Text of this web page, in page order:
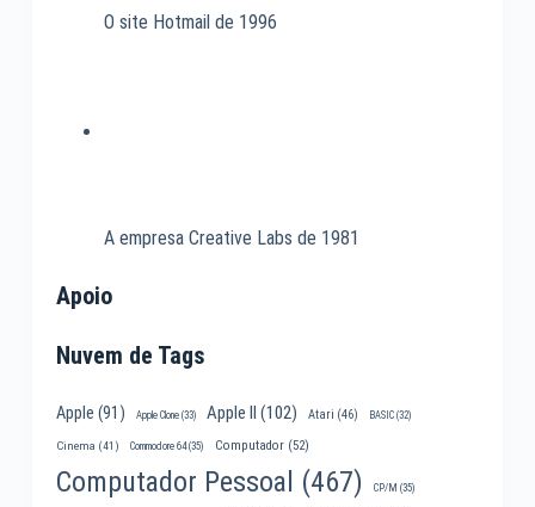
O site Hotmail de 1996
A empresa Creative Labs de 1981
Apoio
Nuvem de Tags
Apple (91) Apple Clone(33) Apple II (102) Atari (46) BASIC(32)
Cinema (41) Commodore 64(35) Computador(52)
Computador Pessoal (467) CP/M (35)